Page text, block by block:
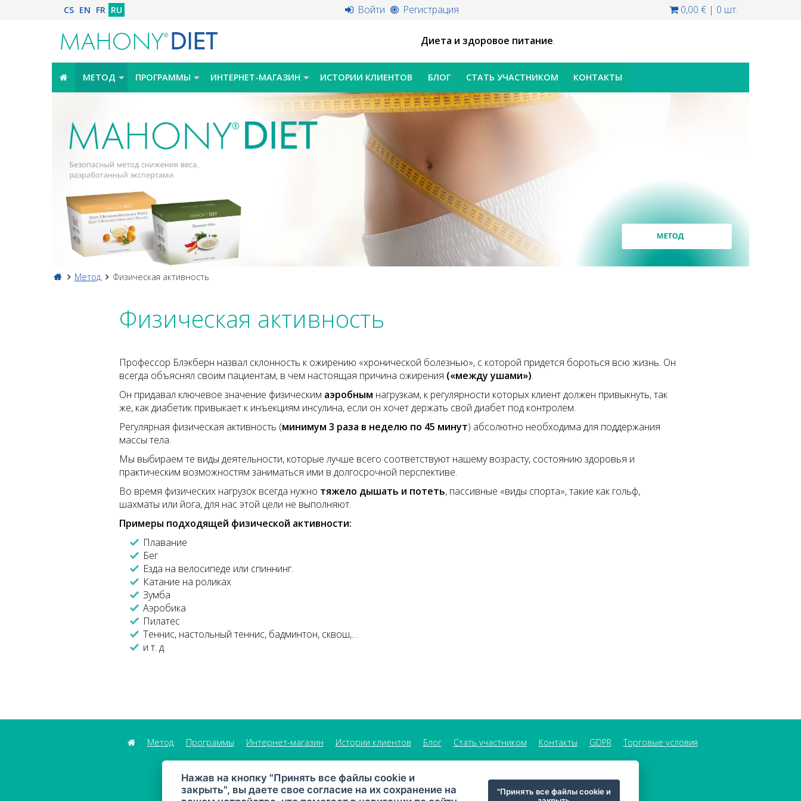
CS EN FR RU Войти Регистрация 0,00 € | 0 шт.
Диета и здоровое питание.
МЕТОД ПРОГРАММЫ ИНТЕРНЕТ-МАГАЗИН ИСТОРИИ КЛИЕНТОВ БЛОГ СТАТЬ УЧАСТНИКОМ КОНТАКТЫ
Метод Физическая активность
Физическая активность
Профессор Блэкберн назвал склонность к ожирению «хронической болезнью», с которой придется бороться всю жизнь. Он
всегда объяснял своим пациентам, в чем настоящая причина ожирения («между ушами»).
Он придавал ключевое значение физическим аэробным нагрузкам, к регулярности которых клиент должен привыкнуть, так
же, как диабетик привыкает к инъекциям инсулина, если он хочет держать свой диабет под контролем.
Регулярная физическая активность (минимум 3 раза в неделю по 45 минут) абсолютно необходима для поддержания
массы тела.
Мы выбираем те виды деятельности, которые лучше всего соответствуют нашему возрасту, состоянию здоровья и
практическим возможностям заниматься ими в долгосрочной перспективе.
Во время физических нагрузок всегда нужно тяжело дышать и потеть, пассивные «виды спорта», такие как гольф,
шахматы или йога, для нас этой цели не выполняют.
Примеры подходящей физической активности:
Плавание
Бег
Езда на велосипеде или спиннинг.
Катание на роликах
Зумба
Аэробика
Пилатес
Теннис, настольный теннис, бадминтон, сквош,…
и т. д.
Метод Программы Интернет-магазин Истории клиентов Блог Стать участником Контакты GDPR Торговые условия
Нажав на кнопку "Принять все файлы cookie и
закрыть", вы даете свое согласие на их сохранение на
"Принять все файлы cookie и